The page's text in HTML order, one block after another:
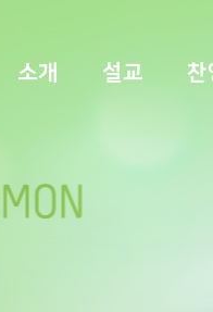
소개 설교 찬